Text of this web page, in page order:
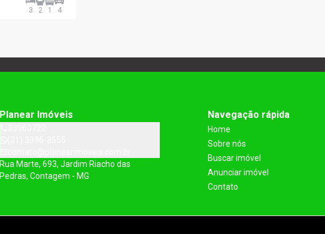
3 2 1 4
Planear Imóveis
Rua Marte, 693, Jardim Riacho das
Pedras, Contagem - MG
Navegação rápida
Home
Sobre nós
Buscar imóvel
Anunciar imóvel
Contato